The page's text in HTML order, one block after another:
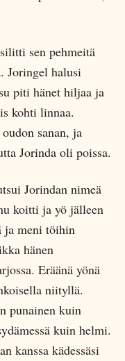
sen pehmeitä
Joringel halusi
piti hänet hiljaa ja
kohti linnaa.
sanan, ja
Jorinda oli poissa.
Jorindan nimeä
koitti ja yö jälleen
ja meni töihin
hänen
Eräänä yönä
niityllä.
punainen kuin
kuin helmi.
kanssa kädessäsi